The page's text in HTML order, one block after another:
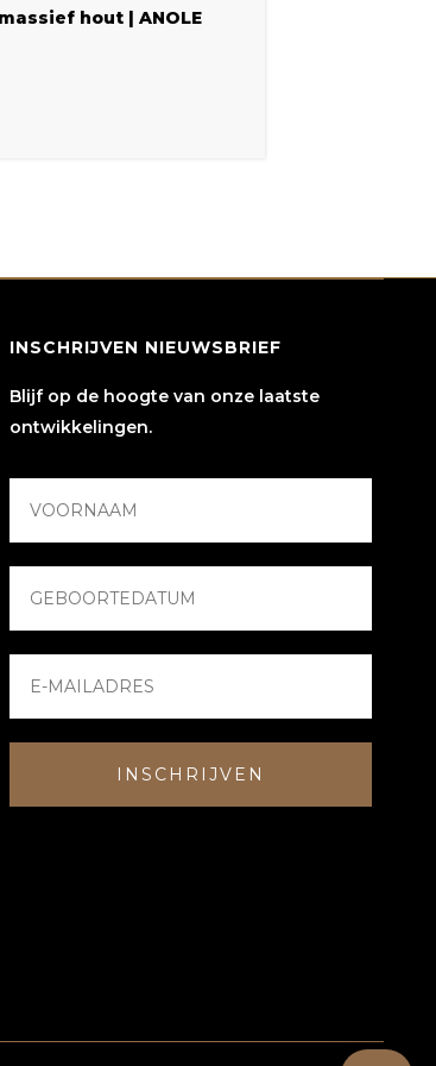
hout | ANOLE
INSCHRIJVEN NIEUWSBRIEF
Blijf op de hoogte van onze laatste
ontwikkelingen.
INSCHRIJVEN